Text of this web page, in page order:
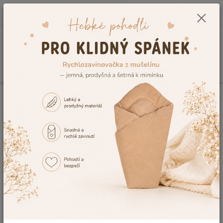
0,00 Kč
Těhotenské potřeby – vše pro pohodlí během těhotenství i po porodu
Kosmetika pro maminky
Kosmetika pro maminky, Avent
krémy na bradavky
Na eshopu Dětský Svět můžete vybírat nejen výbavičku pro
miminko, ale zapomenout byste neměli také na praktické potřeby
pro maminky, mezi které neodmyslitelně patří právě kvalitní
kosmetika. Nabízíme kosmetiku pro
nastávající i kojící maminky,
jako například oblíbený krém Avent na